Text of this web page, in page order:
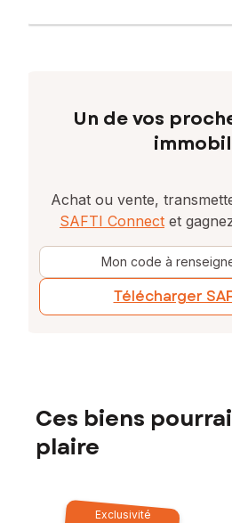
Un de vos
Achat ou vente,
SAFTI Connect et
Mon code à
Télécharger
Ces biens
plaire
Exclusivité